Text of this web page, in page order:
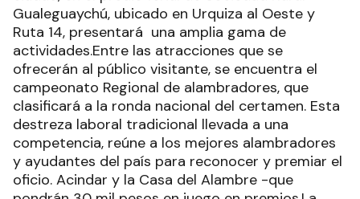
Gualeguaychú, ubicado en Urquiza al Oeste y
Ruta 14, presentará una amplia gama de
actividades.Entre las atracciones que se
ofrecerán al público visitante, se encuentra el
campeonato Regional de alambradores, que
clasificará a la ronda nacional del certamen. Esta
destreza laboral tradicional llevada a una
competencia, reúne a los mejores alambradores
y ayudantes del país para reconocer y premiar el
oficio. Acindar y la Casa del Alambre -que